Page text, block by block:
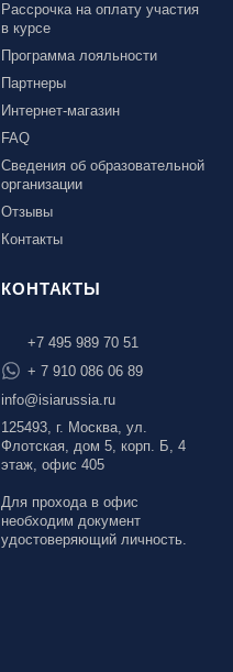
Рассрочка на оплату участия
в курсе
Программа лояльности
Партнеры
Интернет-магазин
FAQ
Сведения об образовательной
организации
Отзывы
Контакты
КОНТАКТЫ
+7 495 989 70 51
+ 7 910 086 06 89
info@isiarussia.ru
125493, г. Москва, ул.
Флотская, дом 5, корп. Б, 4
этаж, офис 405
Для прохода в офис
необходим документ
удостоверяющий личность.